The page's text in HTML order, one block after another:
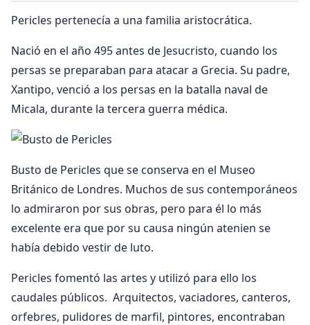
Pericles pertenecía a una familia aristocrática.
Nació en el año 495 antes de Jesucristo, cuando los
persas se preparaban para atacar a Grecia. Su padre,
Xantipo, venció a los persas en la batalla naval de
Micala, durante la tercera guerra médica.
Busto de Pericles que se conserva en el Museo
Británico de Londres. Muchos de sus contemporáneos
lo admiraron por sus obras, pero para él lo más
excelente era que por su causa ningún atenien se
había debido vestir de luto.
Pericles fomentó las artes y utilizó para ello los
caudales públicos. Arquitectos, vaciadores, canteros,
orfebres, pulidores de marfil, pintores, encontraban